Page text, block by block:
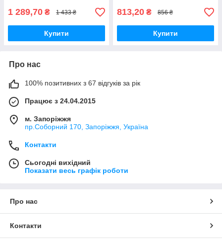
1 289,70 ₴ 1 433 ₴
Купити
813,20 ₴ 856 ₴
Купити
Про нас
100% позитивних з 67 відгуків за рік
Працює з 24.04.2015
м. Запоріжжя
пр.Соборний 170, Запоріжжя, Україна
Контакти
Сьогодні вихідний
Показати весь графік роботи
Про нас
Контакти